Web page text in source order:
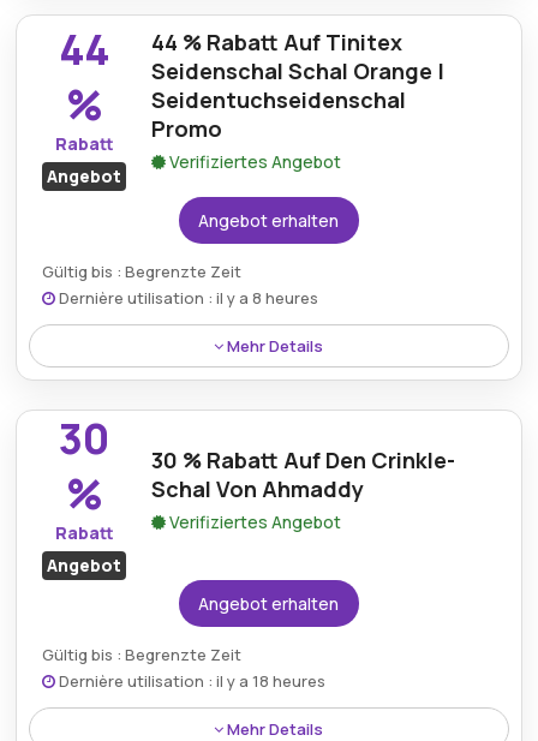
erhalten Sie kostenlosen Versand und erhalten
hochwertige Seidenschals ohne zusätzliche Kosten.
44
%
Rabatt
Angebot
44 % Rabatt Auf Tinitex
Seidenschal Schal Orange |
Seidentuchseidenschal
Promo
Verifiziertes Angebot
Angebot erhalten
Gültig bis : Begrenzte Zeit
Dernière utilisation : il y a 8 heures
Mehr Details
Sichern Sie sich 44 % Rabatt auf den Tinitex-
Seidenschal in leuchtendem Orange – ein eleganter
Touch für jedes Outfit zum reduzierten Preis.
30
%
Rabatt
Angebot
30 % Rabatt Auf Den Crinkle-
Schal Von Ahmaddy
Verifiziertes Angebot
Angebot erhalten
Gültig bis : Begrenzte Zeit
Dernière utilisation : il y a 18 heures
Mehr Details